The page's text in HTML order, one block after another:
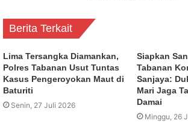
Berita Terkait
Lima Tersangka Diamankan,
Polres Tabanan Usut Tuntas
Kasus Pengeroyokan Maut di
Baturiti
Senin, 27 Juli 2026
Siapkan
Tabanan
Sanjaya:
Mari Jaga
Damai
Minggu, 26